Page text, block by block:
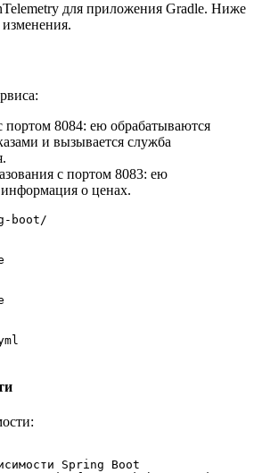
для приложения Gradle. Ниже
портом 8084: ею обрабатываются
и вызывается служба
с портом 8083: ею
информация о ценах.
boot/
Spring Boot